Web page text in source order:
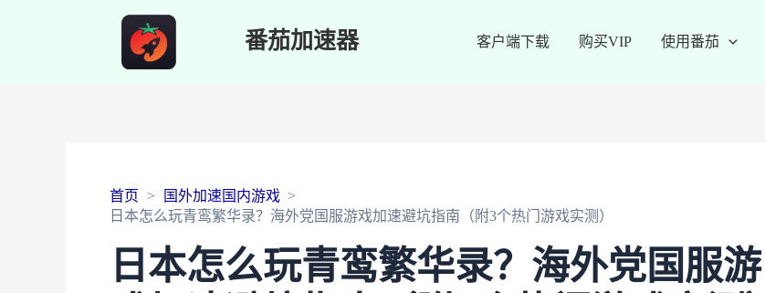
番茄加速器 客户端下载 购买VIP 使用番茄
首页
国外加速国内游戏
日本怎么玩青鸾繁华录？海外党国服游戏加速避坑指南（附3个热门游戏实测）
日本怎么玩青鸾繁华录？海外党国服游